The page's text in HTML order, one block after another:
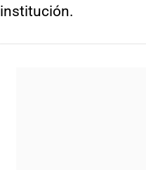
institución.